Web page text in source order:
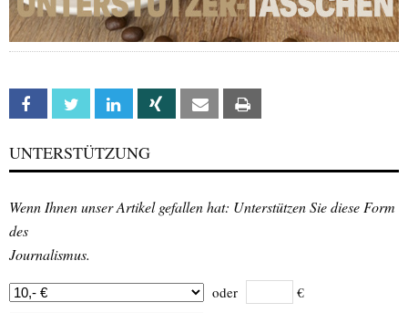
Facebook Twitter Linkedin Xing Email
UNTERSTÜTZUNG
Wenn Ihnen unser Artikel gefallen hat: Unterstützen Sie diese Form
des
Journalismus.
oder €